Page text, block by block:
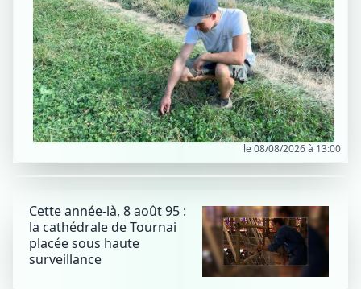
le 08/08/2026 à 13:00
Cette année-là, 8 août 95 :
la cathédrale de Tournai
placée sous haute
surveillance